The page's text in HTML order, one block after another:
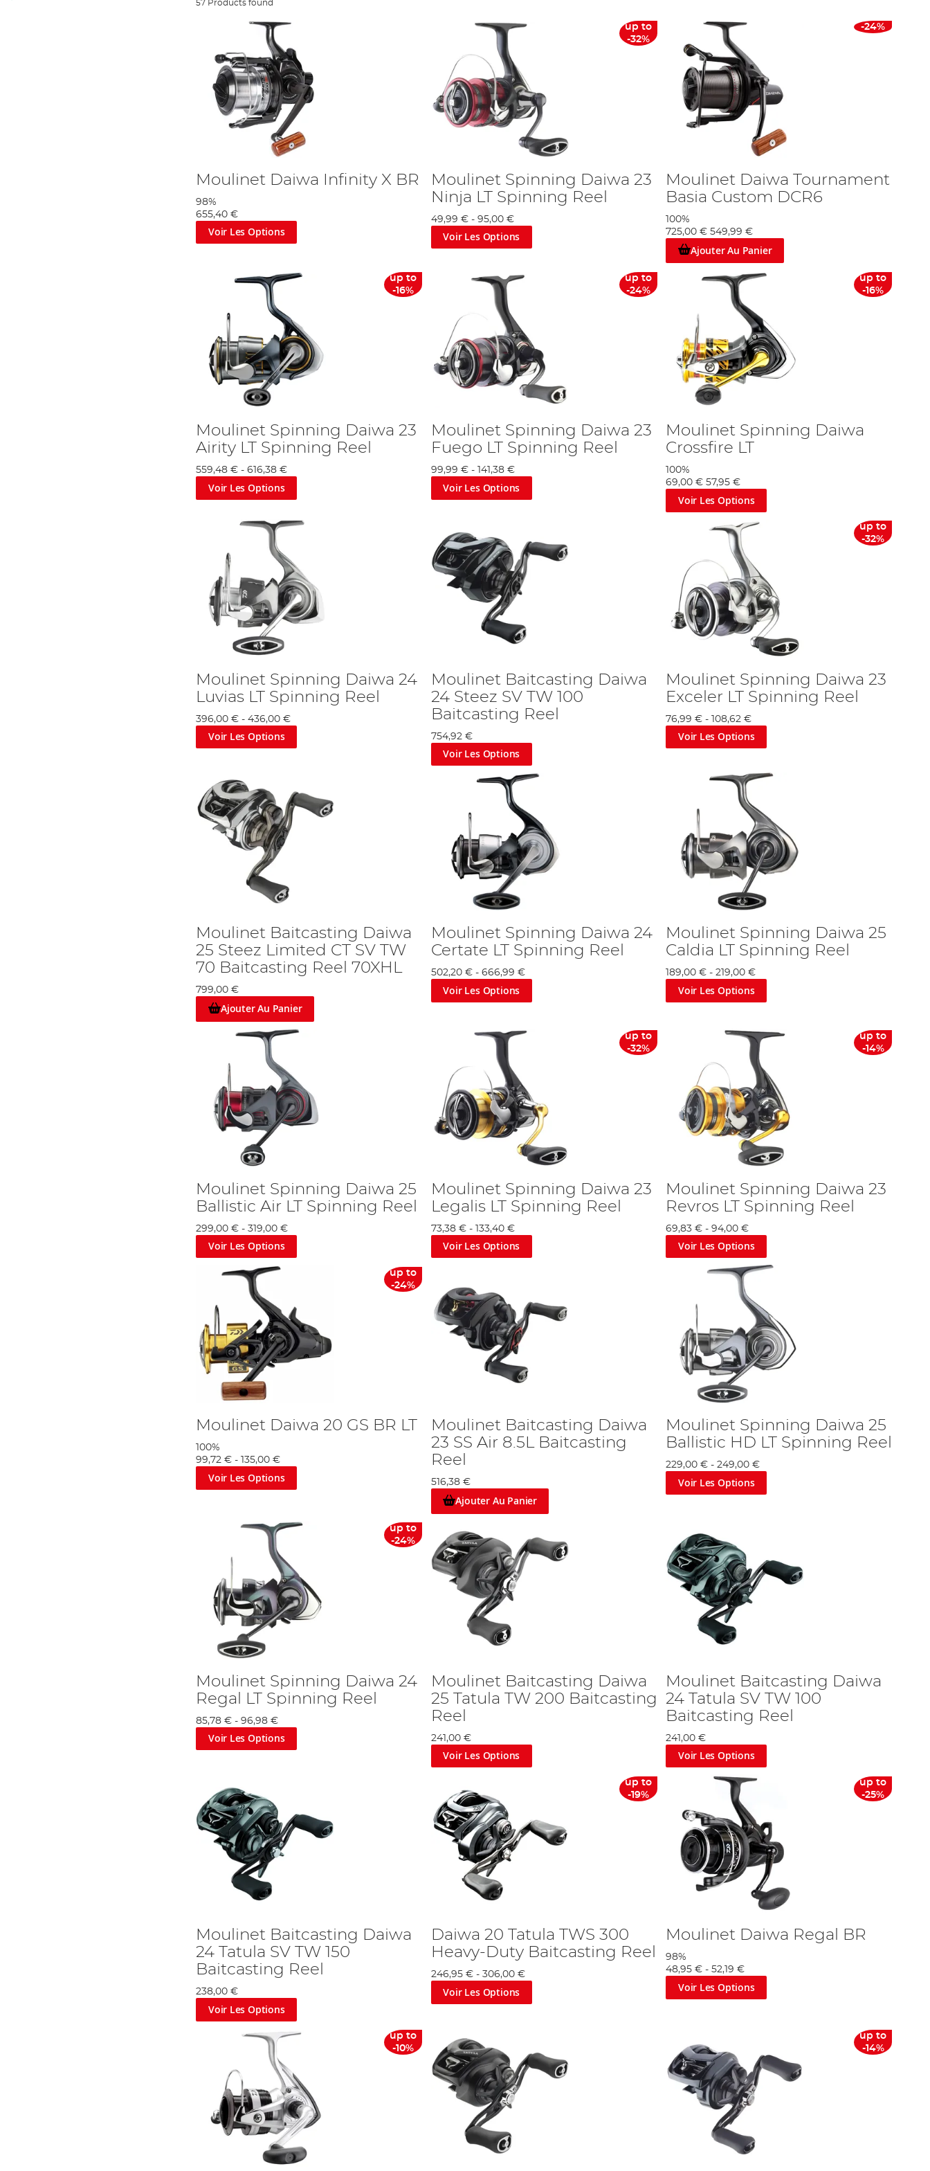
57 Products found
Moulinet Daiwa Infinity X BR
98%
655,40 €
Voir Les Options
up to
-32%
Moulinet Spinning Daiwa 23
Ninja LT Spinning Reel
49,99 €- 95,00 €
Voir Les Options
-24%
Moulinet Daiwa Tournament
Basia Custom DCR6
100%
725,00 € 549,99 €
Ajouter Au Panier
up to
-16%
Moulinet Spinning Daiwa 23
Airity LT Spinning Reel
559,48 € -616,38 €
Voir Les Options
up to
-24%
Moulinet Spinning Daiwa 23
Fuego LT Spinning Reel
99,99 €- 141,38 €
Voir Les Options
up to
-16%
Moulinet Spinning Daiwa
Crossfire LT
100%
69,00 € 57,95 €
Voir Les Options
Moulinet Spinning Daiwa 24
Luvias LT Spinning Reel
396,00 € -436,00 €
Voir Les Options
Moulinet Baitcasting Daiwa
24 Steez SV TW 100
Baitcasting Reel
754,92 €
Voir Les Options
up to
-32%
Moulinet Spinning Daiwa 23
Exceler LT Spinning Reel
76,99 € -108,62 €
Voir Les Options
Moulinet Baitcasting Daiwa
25 Steez Limited CT SV TW
70 Baitcasting Reel 70XHL
799,00 €
Ajouter Au Panier
Moulinet Spinning Daiwa 24
Certate LT Spinning Reel
502,20 €- 666,99 €
Voir Les Options
Moulinet Spinning Daiwa 25
Caldia LT Spinning Reel
189,00 € -219,00 €
Voir Les Options
Moulinet Spinning Daiwa 25
Ballistic Air LT Spinning Reel
299,00 € -319,00 €
Voir Les Options
up to
-32%
Moulinet Spinning Daiwa 23
Legalis LT Spinning Reel
73,38 €- 133,40 €
Voir Les Options
up to
-14%
Moulinet Spinning Daiwa 23
Revros LT Spinning Reel
69,83 € -94,00 €
Voir Les Options
up to
-24%
Moulinet Daiwa 20 GS BR LT
100%
99,72 € - 135,00 €
Voir Les Options
Moulinet Baitcasting Daiwa
23 SS Air 8.5L Baitcasting
Reel
516,38 €
Ajouter Au Panier
Moulinet Spinning Daiwa 25
Ballistic HD LT Spinning Reel
229,00 € -249,00 €
Voir Les Options
up to
-24%
Moulinet Spinning Daiwa 24
Regal LT Spinning Reel
85,78 € -96,98 €
Voir Les Options
Moulinet Baitcasting Daiwa
25 Tatula TW 200 Baitcasting
Reel
241,00 €
Voir Les Options
Moulinet Baitcasting Daiwa
24 Tatula SV TW 100
Baitcasting Reel
241,00 €
Voir Les Options
Moulinet Baitcasting Daiwa
24 Tatula SV TW 150
Baitcasting Reel
238,00 €
Voir Les Options
up to
-19%
Daiwa 20 Tatula TWS 300
Heavy-Duty Baitcasting Reel
246,95 €- 306,00 €
Voir Les Options
up to
-25%
Moulinet Daiwa Regal BR
98%
48,95 € -52,19 €
Voir Les Options
up to
-10%
up to
-14%